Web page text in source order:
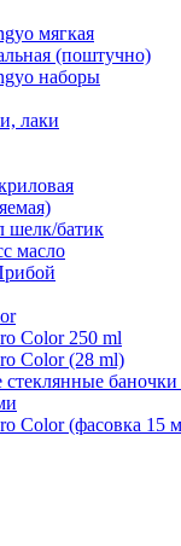
мягкая
(поштучно)
наборы
лаки
шелк/батик
масло
Color 250 ml
Color (28 ml)
стеклянные баночки
Color (фасовка 15